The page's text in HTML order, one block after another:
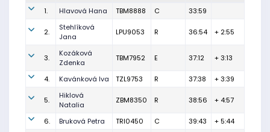
1. Hlavová Hana TBM8888 C 33:59
2.
Stehlíková
Jana
LPU9053 R 36:54 + 2:55
3.
Kozáková
Zdenka
TBM7952 E 37:12 + 3:13
4. Kavánková Iva TZL9753 R 37:38 + 3:39
5.
Hiklová
Natalia
ZBM8350 R 38:56 + 4:57
6. Bruková Petra TRI0450 C 39:43 + 5:44